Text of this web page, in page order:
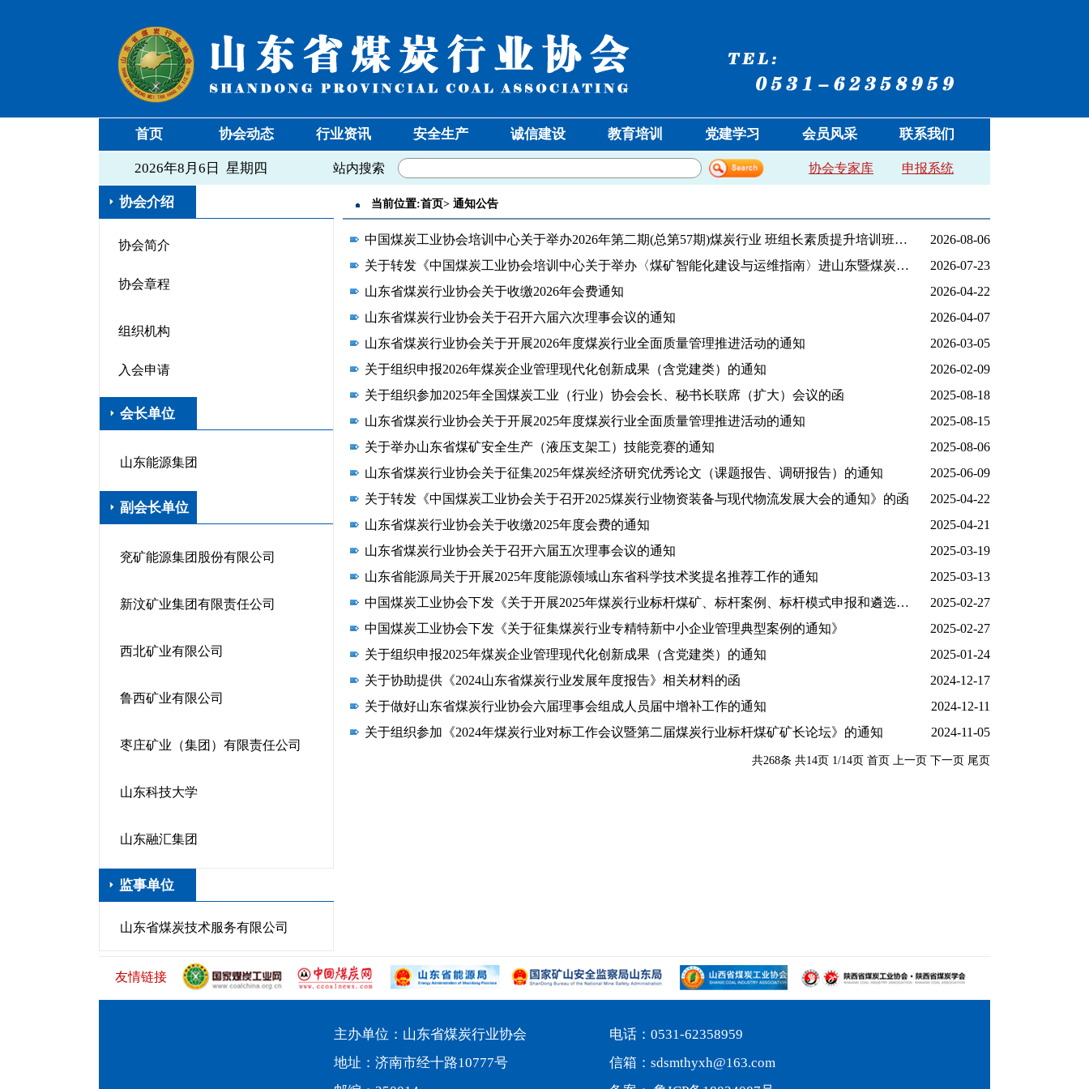
首页 协会动态 行业资讯 安全生产 诚信建设 教育培训 党建学习 会员风采 联系我们
2026年8月6日 星期四 站内搜索 申报系统
协会专家库
当前位置:首页> 通知公告
中国煤炭工业协会培训中心关于举办2026年第二期(总第57期)煤炭行业 班组长素质提升培训班暨AI实操训练营的通知
2026-08-06
关于转发《中国煤炭工业协会培训中心关于举办〈煤矿智能化建设与运维指南〉进山东暨煤炭重点矿区精读巡讲首讲活动的通知》的函
2026-07-23
山东省煤炭行业协会关于收缴2026年会费通知
2026-04-22
山东省煤炭行业协会关于召开六届六次理事会议的通知
2026-04-07
山东省煤炭行业协会关于开展2026年度煤炭行业全面质量管理推进活动的通知
2026-03-05
关于组织申报2026年煤炭企业管理现代化创新成果（含党建类）的通知
2026-02-09
关于组织参加2025年全国煤炭工业（行业）协会会长、秘书长联席（扩大）会议的函
2025-08-18
山东省煤炭行业协会关于开展2025年度煤炭行业全面质量管理推进活动的通知
2025-08-15
关于举办山东省煤矿安全生产（液压支架工）技能竞赛的通知
2025-08-06
山东省煤炭行业协会关于征集2025年煤炭经济研究优秀论文（课题报告、调研报告）的通知
2025-06-09
关于转发《中国煤炭工业协会关于召开2025煤炭行业物资装备与现代物流发展大会的通知》的函
2025-04-22
山东省煤炭行业协会关于收缴2025年度会费的通知
2025-04-21
山东省煤炭行业协会关于召开六届五次理事会议的通知
2025-03-19
山东省能源局关于开展2025年度能源领域山东省科学技术奖提名推荐工作的通知
2025-03-13
中国煤炭工业协会下发《关于开展2025年煤炭行业标杆煤矿、标杆案例、标杆模式申报和遴选工作的通知》
2025-02-27
中国煤炭工业协会下发《关于征集煤炭行业专精特新中小企业管理典型案例的通知》
2025-02-27
关于组织申报2025年煤炭企业管理现代化创新成果（含党建类）的通知
2025-01-24
关于协助提供《2024山东省煤炭行业发展年度报告》相关材料的函
2024-12-17
关于做好山东省煤炭行业协会六届理事会组成人员届中增补工作的通知
2024-12-11
关于组织参加《2024年煤炭行业对标工作会议暨第二届煤炭行业标杆煤矿矿长论坛》的通知
2024-11-05
共268条 共14页 1/14页 首页 上一页 下一页 尾页
协会介绍
协会简介
协会章程
组织机构
入会申请
会长单位
山东能源集团
副会长单位
兖矿能源集团股份有限公司
新汶矿业集团有限责任公司
西北矿业有限公司
鲁西矿业有限公司
枣庄矿业（集团）有限责任公司
山东科技大学
山东融汇集团
监事单位
山东省煤炭技术服务有限公司
友情链接
主办单位：山东省煤炭行业协会
电话：0531-62358959
地址：济南市经十路10777号
信箱：sdsmthyxh@163.com